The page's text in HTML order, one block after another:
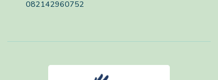
082142960752